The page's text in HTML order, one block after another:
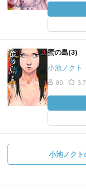
蜜の島(3)
小池ノクト
80
小池ノクト